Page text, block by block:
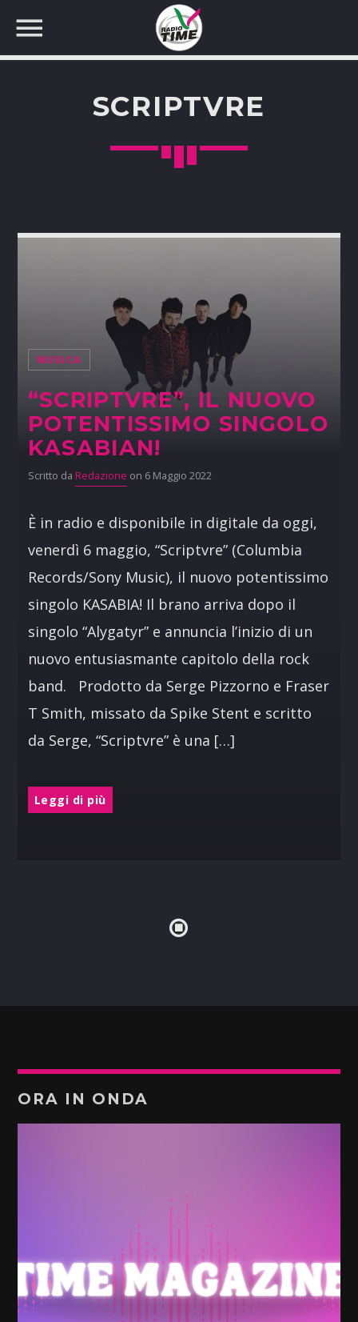
SCRIPTVRE
MUSICA
“SCRIPTVRE”, IL NUOVO
POTENTISSIMO SINGOLO
KASABIAN!
Scritto da Redazione on 6 Maggio 2022
È in radio e disponibile in digitale da oggi,
venerdì 6 maggio, “Scriptvre” (Columbia
Records/Sony Music), il nuovo potentissimo
singolo KASABIA! Il brano arriva dopo il
singolo “Alygatyr” e annuncia l’inizio di un
nuovo entusiasmante capitolo della rock
band. Prodotto da Serge Pizzorno e Fraser
T Smith, missato da Spike Stent e scritto
da Serge, “Scriptvre” è una […]
Leggi di più
ORA IN ONDA